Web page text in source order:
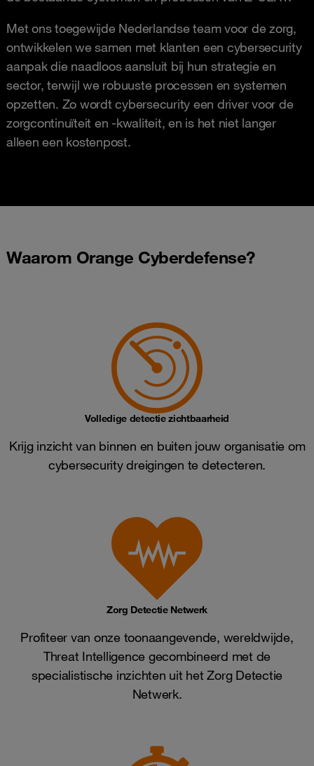
Met ons toegewijde Nederlandse team voor de zorg,
ontwikkelen we samen met klanten een cybersecurity
aanpak die naadloos aansluit bij hun strategie en
sector, terwijl we robuuste processen en systemen
opzetten. Zo wordt cybersecurity een driver voor de
zorgcontinuïteit en -kwaliteit, en is het niet langer
alleen een kostenpost.
Waarom Orange Cyberdefense?
Volledige detectie zichtbaarheid
Krijg inzicht van binnen en buiten jouw organisatie om
cybersecurity dreigingen te detecteren.
Zorg Detectie Netwerk
Profiteer van onze toonaangevende, wereldwijde,
Threat Intelligence gecombineerd met de
specialistische inzichten uit het Zorg Detectie
Netwerk.